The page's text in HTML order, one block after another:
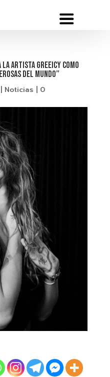
la artista Greeicy como
del mundo”
Noticias
0